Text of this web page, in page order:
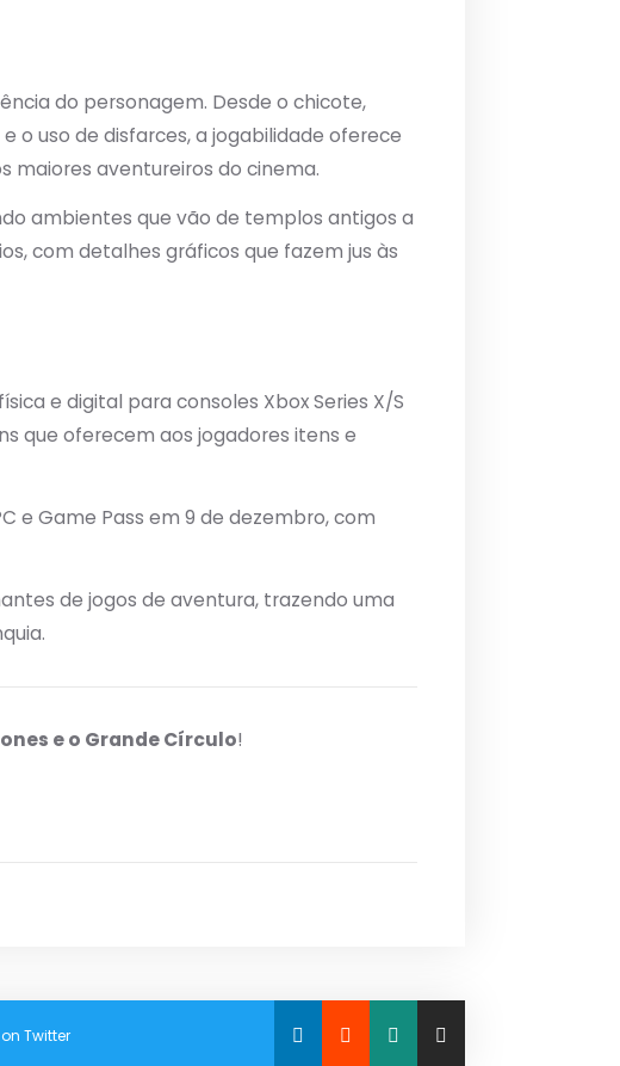
do personagem. Desde o chicote,
o uso de disfarces, a jogabilidade oferece
maiores aventureiros do cinema.
ambientes que vão de templos antigos a
com detalhes gráficos que fazem jus às
e digital para consoles Xbox Series X/S
que oferecem aos jogadores itens e
e Game Pass em 9 de dezembro, com
de jogos de aventura, trazendo uma
e o Grande Círculo!
Twitter